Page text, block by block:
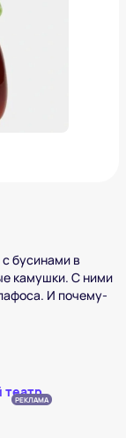
бусинами в
камушки. С ними
И почему-
РЕКЛАМА